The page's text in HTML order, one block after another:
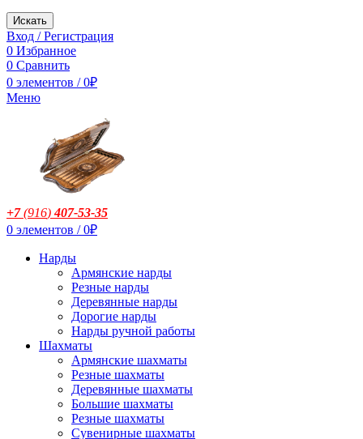
Искать
Вход / Регистрация
0 Избранное
0 Сравнить
0 элементов / 0₽
Меню
+7(916)407-53-35
0 элементов / 0₽
Нарды
Армянские нарды
Резные нарды
Деревянные нарды
Дорогие нарды
Нарды ручной работы
Шахматы
Армянские шахматы
Резные шахматы
Деревянные шахматы
Большие шахматы
Резные шахматы
Сувенирные шахматы